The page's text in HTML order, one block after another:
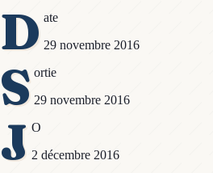
D ate
29 novembre 2016
S ortie
29 novembre 2016
J O
2 décembre 2016